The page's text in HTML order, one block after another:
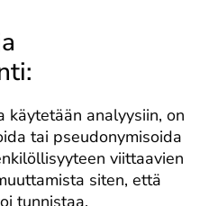
käytetään analyysiin, on
tai pseudonymisoida
viittaavien
siten, että
tunnistaa.